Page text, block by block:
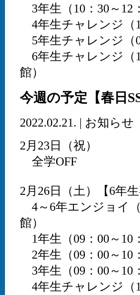
3年生（10：30～
4年生チャレンジ（
5年生チャレンジ（
6年生チャレンジ（
館）
今週の予定【春日
2022.02.21. | お知らせ
2月23日（祝）
全学OFF
2月26日（土）【6年生
4～6年エンジョイ
館）
1年生（09：00～
2年生（09：00～
3年生（09：00～
4年生チャレンジ（